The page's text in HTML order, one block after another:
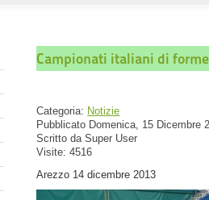
Campionati italiani di forme
Categoria: Notizie
Pubblicato Domenica, 15 Dicembre
Scritto da Super User
Visite: 4516
Arezzo 14 dicembre 2013